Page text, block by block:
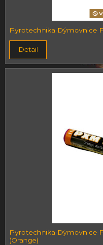
Pyrotechnika Dýmovnice
Detail
Pyrotechnika Dýmovnice
(Orange)